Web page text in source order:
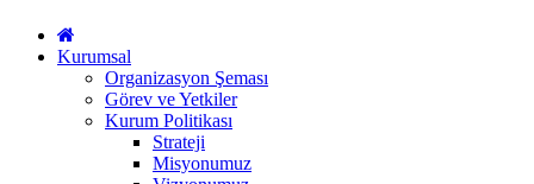
Kurumsal
Organizasyon Şeması
Görev ve Yetkiler
Kurum Politikası
Strateji
Misyonumuz